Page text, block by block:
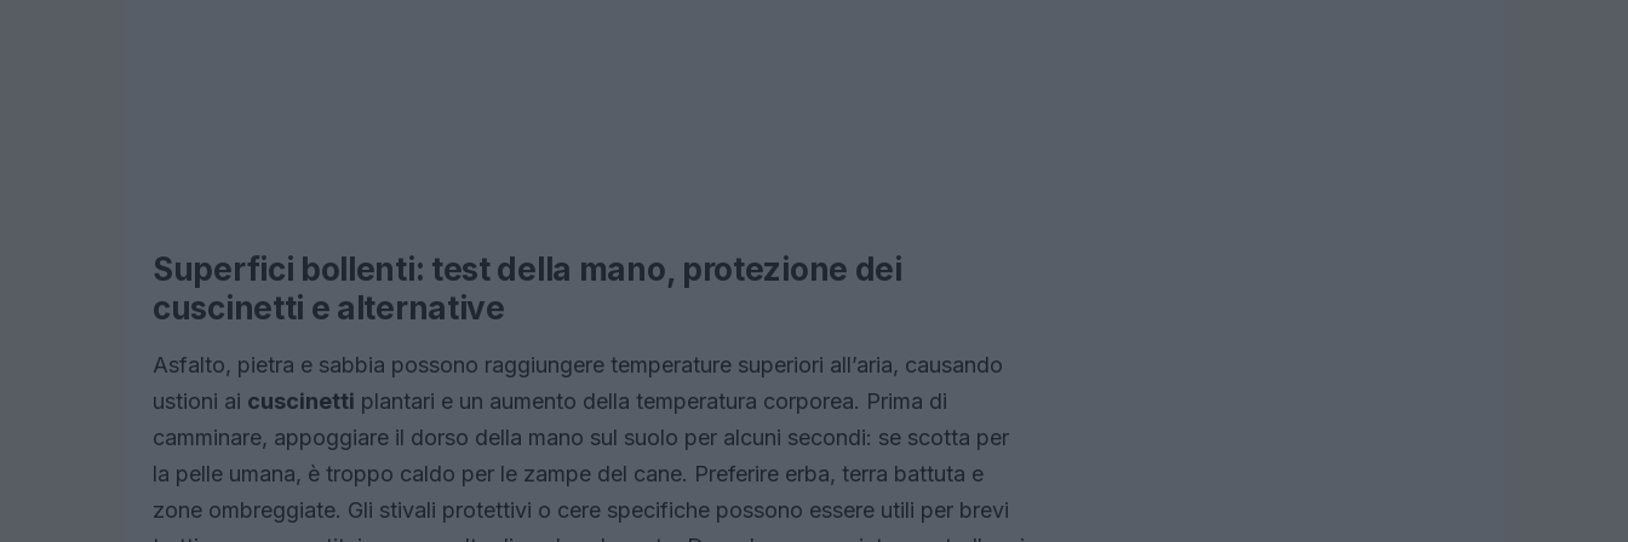
Superfici bollenti: test della mano, protezione dei
cuscinetti e alternative
Asfalto, pietra e sabbia possono raggiungere temperature superiori all’aria, causando
ustioni ai cuscinetti plantari e un aumento della temperatura corporea. Prima di
camminare, appoggiare il dorso della mano sul suolo per alcuni secondi: se scotta per
la pelle umana, è troppo caldo per le zampe del cane. Preferire erba, terra battuta e
zone ombreggiate. Gli stivali protettivi o cere specifiche possono essere utili per brevi